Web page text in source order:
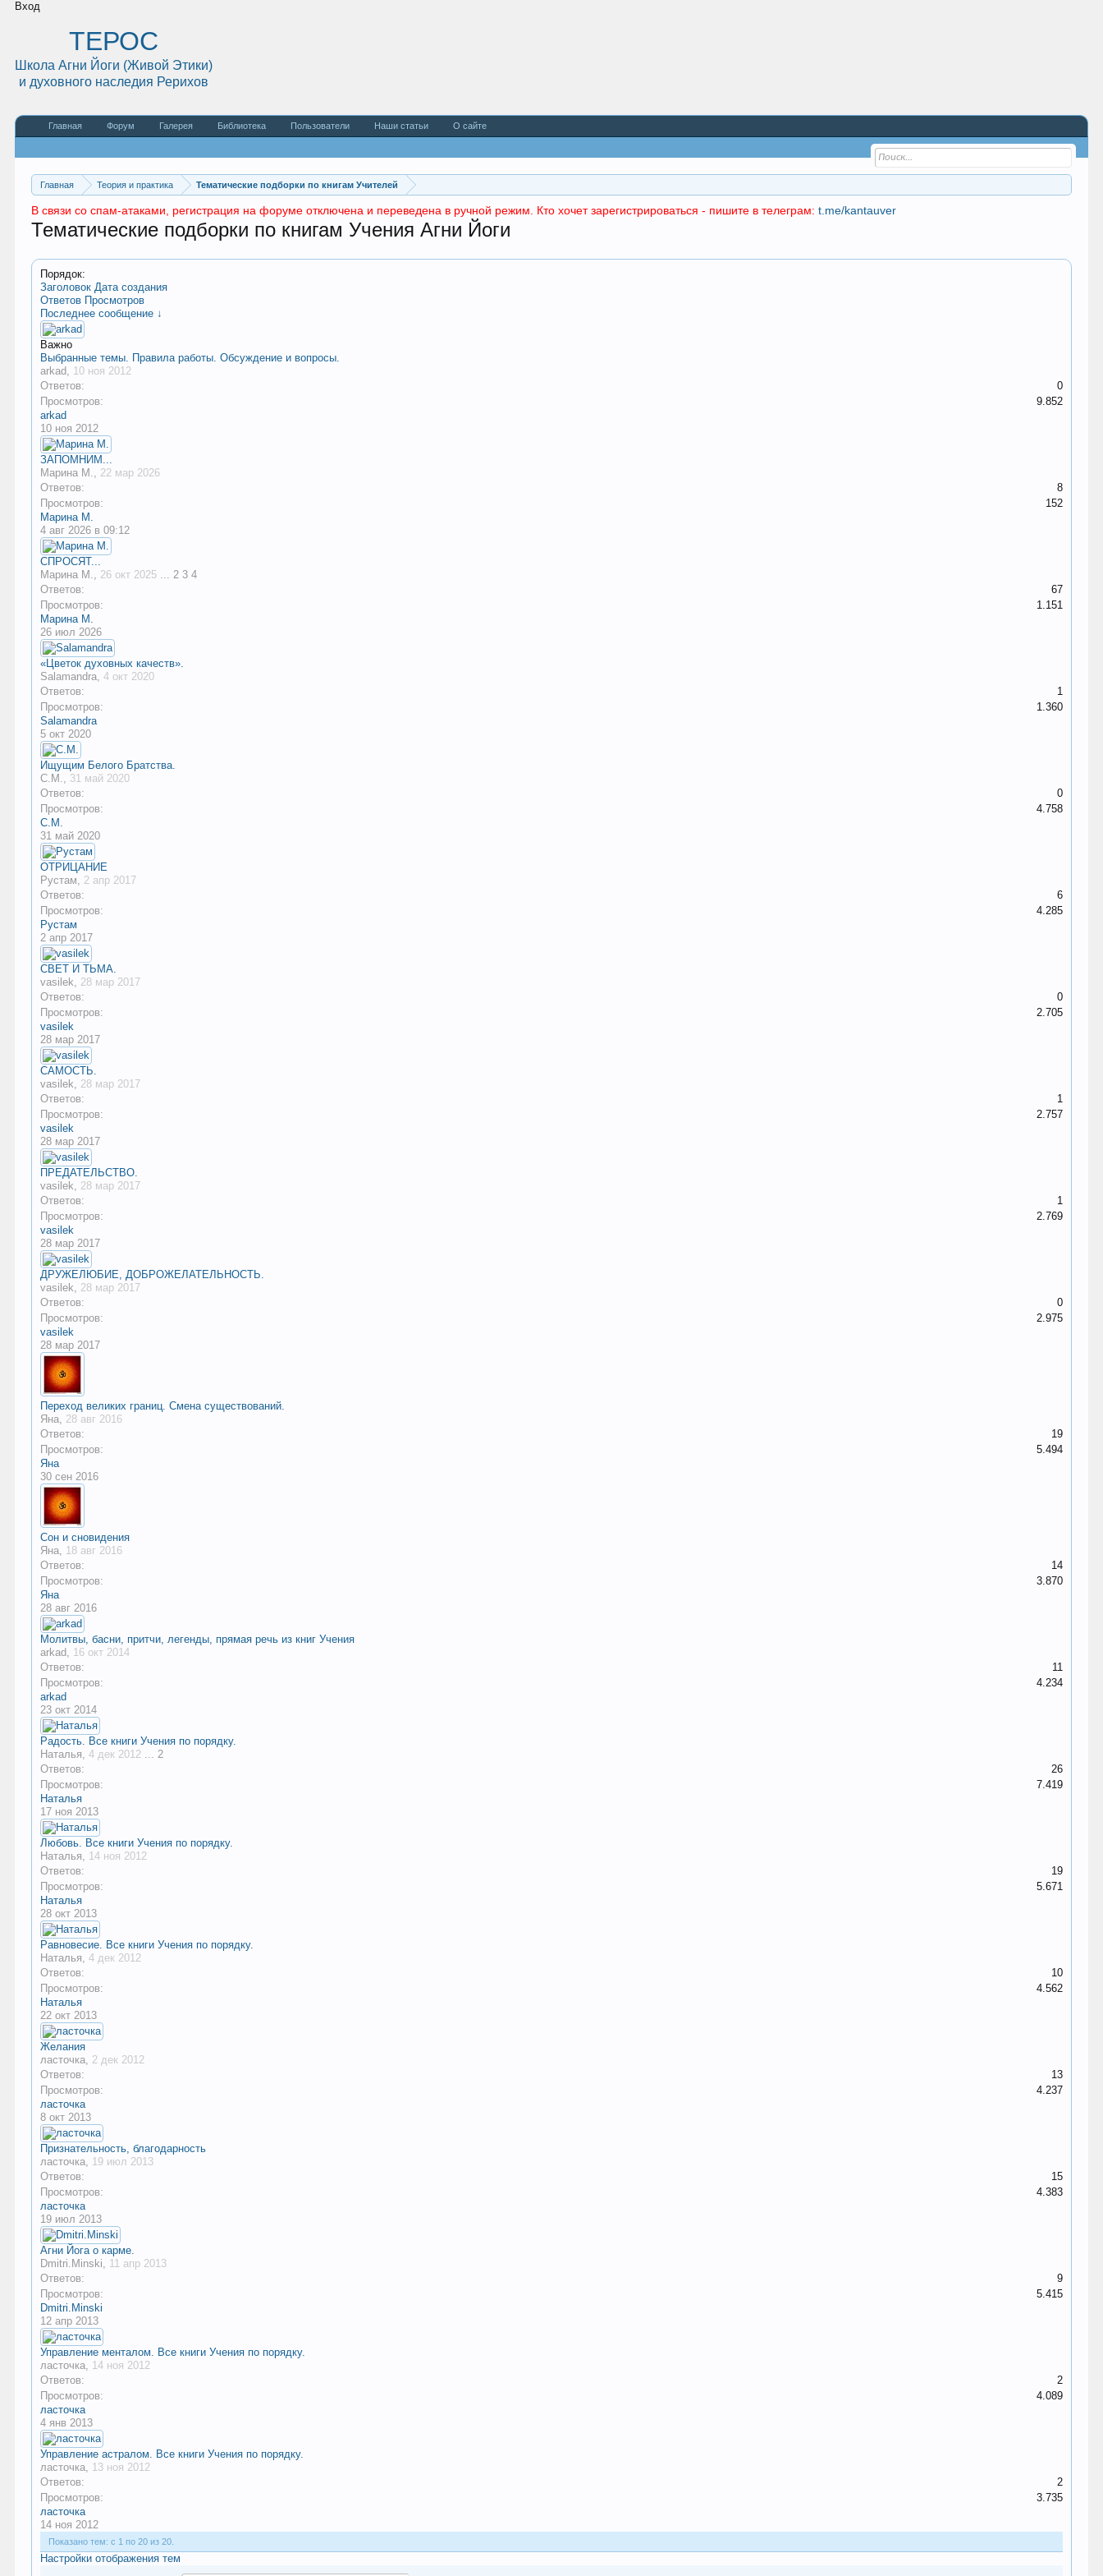
Вход
Главная Теория и практика Тематические подборки по книгам Учителей
В связи со спам-атаками, регистрация на форуме отключена и переведена в ручной режим. Кто хочет зарегистрироваться - пишите в телеграм: t.me/kantauver
Тематические подборки по книгам Учения Агни Йоги
Порядок:
Заголовок Дата создания
Ответов Просмотров
Последнее сообщение ↓
Важно
Выбранные темы. Правила работы. Обсуждение и вопросы.
arkad, 10 ноя 2012
Ответов:
0
Просмотров:
9.852
arkad
10 ноя 2012
ЗАПОМНИМ...
Марина М., 22 мар 2026
Ответов:
8
Просмотров:
152
Марина М.
4 авг 2026 в 09:12
СПРОСЯТ...
Марина М., 26 окт 2025 ... 2 3 4
Ответов:
67
Просмотров:
1.151
Марина М.
26 июл 2026
«Цветок духовных качеств».
Salamandra,4 окт 2020
Ответов:
1
Просмотров:
1.360
Salamandra
5 окт 2020
Ищущим Белого Братства.
С.М., 31 май 2020
Ответов:
0
Просмотров:
4.758
С.М.
31 май 2020
ОТРИЦАНИЕ
Рустам, 2 апр 2017
Ответов:
6
Просмотров:
4.285
Рустам
2 апр 2017
СВЕТ И ТЬМА.
vasilek, 28 мар 2017
Ответов:
0
Просмотров:
2.705
vasilek
28 мар 2017
САМОСТЬ.
vasilek, 28 мар 2017
Ответов:
1
Просмотров:
2.757
vasilek
28 мар 2017
ПРЕДАТЕЛЬСТВО.
vasilek, 28 мар 2017
Ответов:
1
Просмотров:
2.769
vasilek
28 мар 2017
ДРУЖЕЛЮБИЕ, ДОБРОЖЕЛАТЕЛЬНОСТЬ.
vasilek, 28 мар 2017
Ответов:
0
Просмотров:
2.975
vasilek
28 мар 2017
Переход великих границ. Смена существований.
Яна, 28 авг 2016
Ответов:
19
Просмотров:
5.494
Яна
30 сен 2016
Сон и сновидения
Яна, 18 авг 2016
Ответов:
14
Просмотров:
3.870
Яна
28 авг 2016
Молитвы, басни, притчи, легенды, прямая речь из книг Учения
arkad, 16 окт 2014
Ответов:
11
Просмотров:
4.234
arkad
23 окт 2014
Радость. Все книги Учения по порядку.
Наталья,4 дек 2012 ... 2
Ответов:
26
Просмотров:
7.419
Наталья
17 ноя 2013
Любовь. Все книги Учения по порядку.
Наталья, 14 ноя 2012
Ответов:
19
Просмотров:
5.671
Наталья
28 окт 2013
Равновесие. Все книги Учения по порядку.
Наталья,4 дек 2012
Ответов:
10
Просмотров:
4.562
Наталья
22 окт 2013
Желания
ласточка, 2 дек 2012
Ответов:
13
Просмотров:
4.237
ласточка
8 окт 2013
Признательность, благодарность
ласточка, 19 июл 2013
Ответов:
15
Просмотров:
4.383
ласточка
19 июл 2013
Агни Йога о карме.
Dmitri.Minski, 11 апр 2013
Ответов:
9
Просмотров:
5.415
Dmitri.Minski
12 апр 2013
Управление менталом. Все книги Учения по порядку.
ласточка, 14 ноя 2012
Ответов:
2
Просмотров:
4.089
ласточка
4 янв 2013
Управление астралом. Все книги Учения по порядку.
ласточка, 13 ноя 2012
Ответов:
2
Просмотров:
3.735
ласточка
14 ноя 2012
Показано тем: с 1 по 20 из 20.
Настройки отображения тем
ТЕРОС
Школа Агни Йоги (Живой Этики)
и духовного наследия Рерихов
Главная Форум Галерея Библиотека Пользователи Наши статьи О сайте